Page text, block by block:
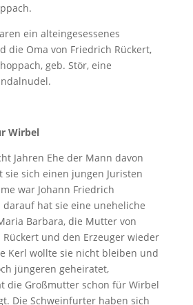
ein alteingesessenes
die Oma von Friedrich Rückert,
geb. Stör, eine
Wirbel
Jahren Ehe der Mann davon
sie sich einen jungen Juristen
war Johann Friedrich
darauf hat sie eine uneheliche
Barbara, die Mutter von
und den Erzeuger wieder
Kerl wollte sie nicht bleiben und
jüngeren geheiratet,
die Großmutter schon für Wirbel
Die Schweinfurter haben sich